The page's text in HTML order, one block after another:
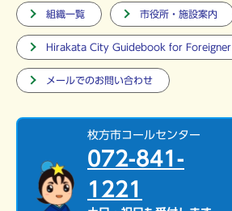
組織一覧 市役所・施設案内
Hirakata City Guidebook for Foreigner
メールでのお問い合わせ
枚方市コールセンター
072-841-
1221